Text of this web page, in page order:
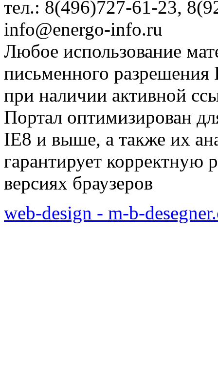
тел.: 8(496)727-61-23,
info@energo-info.ru
Любое использование
письменного разрешения
при наличии активной
Портал оптимизирован
IE8 и выше, а также их
гарантирует корректную
версиях браузеров
web-design - m-b-